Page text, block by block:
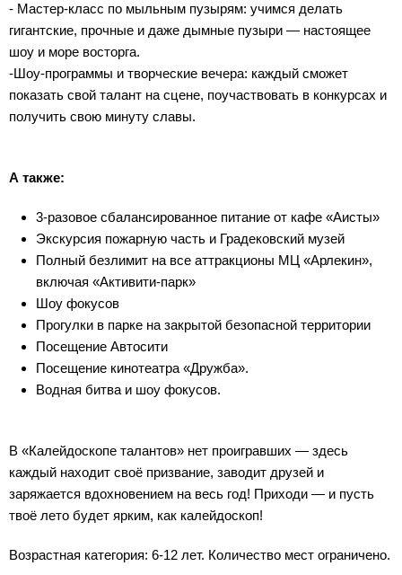
- Мастер-класс по мыльным пузырям: учимся делать
гигантские, прочные и даже дымные пузыри — настоящее
шоу и море восторга.
-Шоу-программы и творческие вечера: каждый сможет
показать свой талант на сцене, поучаствовать в конкурсах и
получить свою минуту славы.
А также:
3-разовое сбалансированное питание от кафе «Аисты»
Экскурсия пожарную часть и Градековский музей
Полный безлимит на все аттракционы МЦ «Арлекин»,
включая «Активити-парк»
Шоу фокусов
Прогулки в парке на закрытой безопасной территории
Посещение Автосити
Посещение кинотеатра «Дружба».
Водная битва и шоу фокусов.
В «Калейдоскопе талантов» нет проигравших — здесь
каждый находит своё призвание, заводит друзей и
заряжается вдохновением на весь год! Приходи — и пусть
твоё лето будет ярким, как калейдоскоп!
Возрастная категория: 6-12 лет. Количество мест ограничено.